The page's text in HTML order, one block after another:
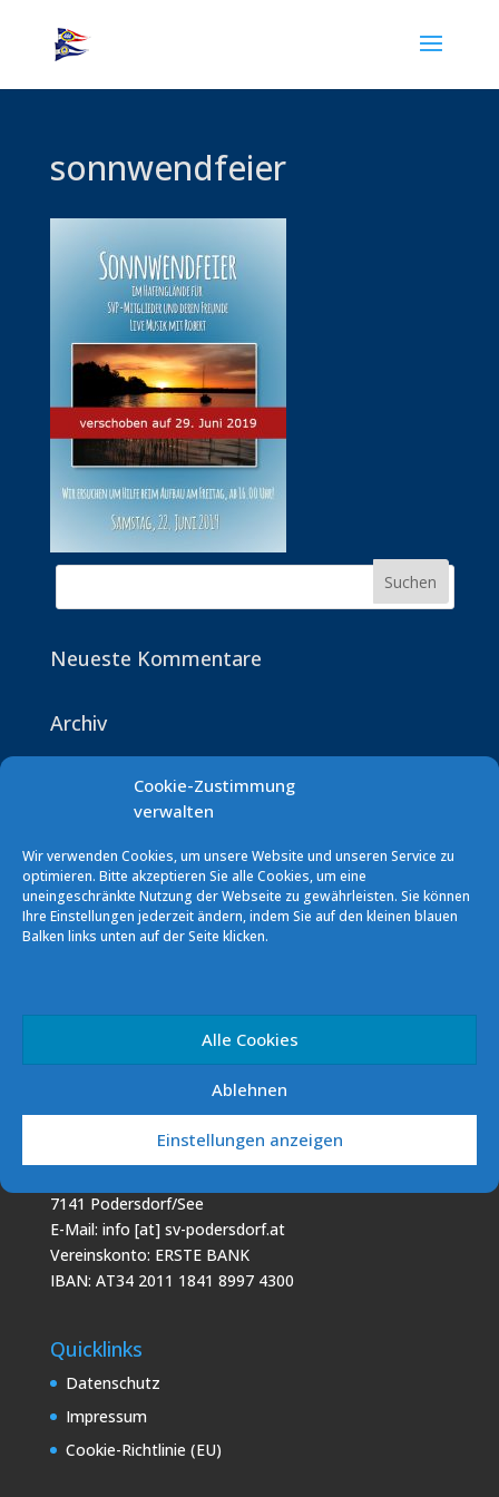
Cookie-Zustimmung
verwalten
Wir verwenden Cookies, um unsere Website und unseren Service zu
optimieren. Bitte akzeptieren Sie alle Cookies, um eine
uneingeschränkte Nutzung der Webseite zu gewährleisten. Sie können
Ihre Einstellungen jederzeit ändern, indem Sie auf den kleinen blauen
Balken links unten auf der Seite klicken.
Alle Cookies
Ablehnen
Einstellungen anzeigen
sonnwendfeier
Neueste Kommentare
Archiv
Kategorien
Keine Kategorien
7141 Podersdorf/See Südhafen
Vereinskonto: ERSTE BANK
Podo Sailing Club (PSC)
7141 Podersdorf/See
E-Mail: info [at] sv-podersdorf.at
Vereinskonto: ERSTE BANK
IBAN: AT34 2011 1841 8997 4300
Quicklinks
Datenschutz
Impressum
Cookie-Richtlinie (EU)